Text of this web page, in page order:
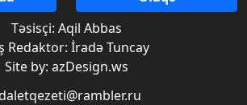
Təsisçi: Aqil Abbas
Redaktor: İradə Tuncay
Site by: azDesign.ws